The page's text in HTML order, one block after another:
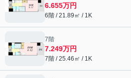
6.655万円
6階 / 21.89㎡ / 1K
7階
7.249万円
7階 / 25.46㎡ / 1K